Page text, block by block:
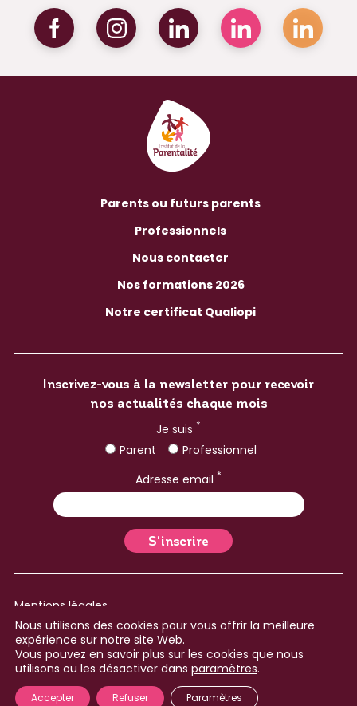
Parents ou futurs parents
Professionnels
Nous contacter
Nos formations 2026
Notre certificat Qualiopi
Inscrivez-vous à la newsletter pour recevoir
nos actualités chaque mois
Je suis *
Parent
Professionnel
Adresse email *
Mentions légales
Plan du site
Réalisé avec ♥ par leCollectif Cosme
© Institut de la parentalité - 2026
Nous utilisons des cookies pour vous offrir la meilleure
expérience sur notre site Web.
Vous pouvez en savoir plus sur les cookies que nous
utilisons ou les désactiver dans paramètres.
Accepter Refuser Paramètres